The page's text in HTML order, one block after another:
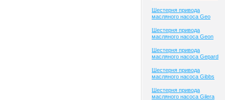
Шестерня привода
масляного насоса Geo
Шестерня привода
масляного насоса Geon
Шестерня привода
масляного насоса Gepard
Шестерня привода
масляного насоса Gibbs
Шестерня привода
масляного насоса Gilera